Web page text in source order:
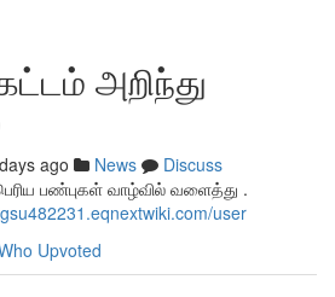
அறிந்து
ago News
Discuss
பண்புகள் வாழ்வில் வளைத்து .
user
Upvoted